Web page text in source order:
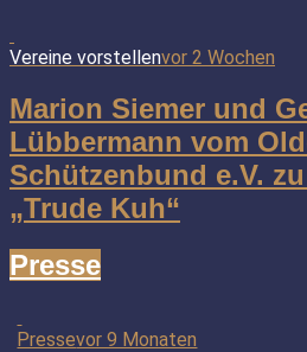
Vereine vorstellenvor 2 Wochen
Marion Siemer und
Lübbermann vom
Schützenbund e.V.
„Trude Kuh“
Presse
Pressevor 9 Monaten